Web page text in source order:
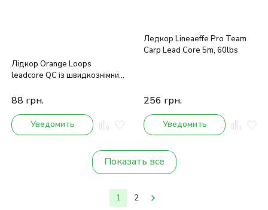
Лідкор Orange Loops
leadcore QC із швидкознімним
88 грн.
Уведомить
Ледкор Lineaeffe Pro Team
Carp Lead Core 5m, 60lbs
256 грн.
Уведомить
Показать все
1 2